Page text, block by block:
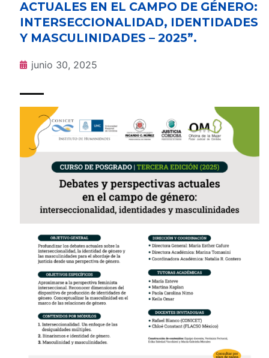
ACTUALES EN EL CAMPO DE GÉNERO:
INTERSECCIONALIDAD, IDENTIDADES
Y MASCULINIDADES – 2025”.
junio 30, 2025